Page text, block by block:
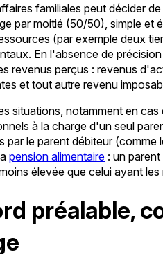
familiales peut décider
par moitié (50/50), simple et
(par exemple deux
En l'absence de
revenus perçus : revenus
et tout autre revenu
situations, notamment en
à la charge d'un seul
par le parent débiteur
pension alimentaire : un
élevée que celui ayant
préalable,